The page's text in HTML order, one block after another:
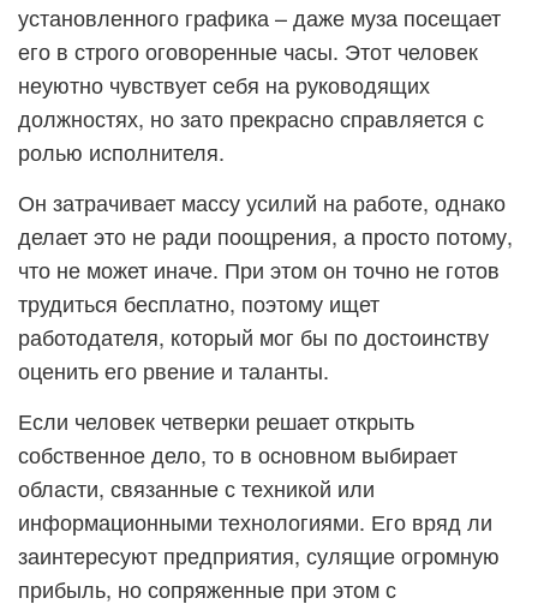
установленного графика – даже муза посещает
его в строго оговоренные часы. Этот человек
неуютно чувствует себя на руководящих
должностях, но зато прекрасно справляется с
ролью исполнителя.
Он затрачивает массу усилий на работе, однако
делает это не ради поощрения, а просто потому,
что не может иначе. При этом он точно не готов
трудиться бесплатно, поэтому ищет
работодателя, который мог бы по достоинству
оценить его рвение и таланты.
Если человек четверки решает открыть
собственное дело, то в основном выбирает
области, связанные с техникой или
информационными технологиями. Его вряд ли
заинтересуют предприятия, сулящие огромную
прибыль, но сопряженные при этом с